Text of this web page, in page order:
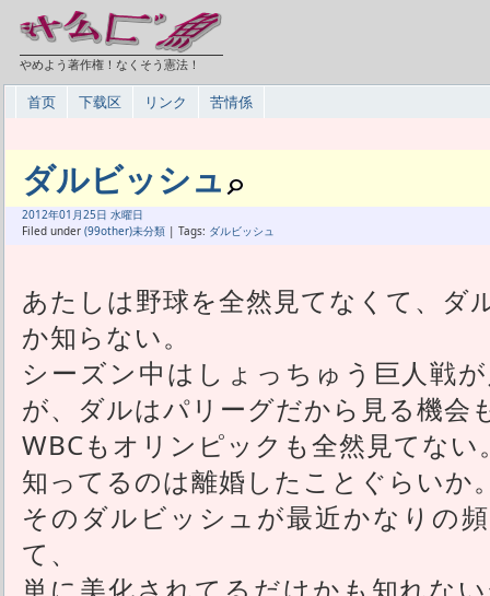
やめよう著作権！なくそう憲法！
首页 下载区 リンク 苦情係
ダルビッシュ
2012年01月25日 水曜日
Filed under (99other)未分類 | Tags: ダルビッシュ
あたしは野球を全然見てなくて、ダ
か知らない。
シーズン中はしょっちゅう巨人戦
が、ダルはパリーグだから見る機会
WBCもオリンピックも全然見てない
知ってるのは離婚したことぐらいか
そのダルビッシュが最近かなりの
て、